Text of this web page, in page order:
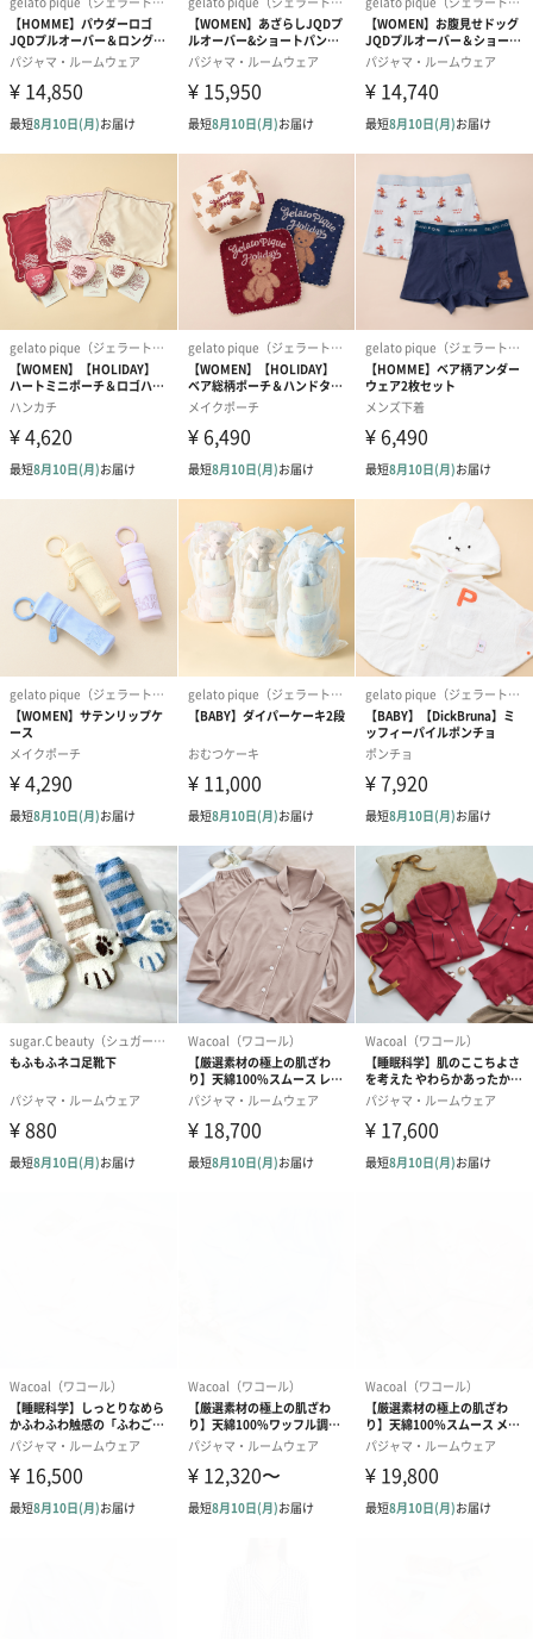
サイズ
【プルオーバー】
着丈: 60.5cm
バスト: 120cm
袖丈: 52.5cm
肩幅: 52.5cm
【ショートパンツ】
ウエスト：68-98cm
ヒップ：102cm
股上：31cm
股下：8.5cm
わたり幅：30.5cm
裾幅：29.5cm
注意事項
※照明の関係により、実際よりも色味が違って見える
場合があります。
またパソコン・スマートフォンなどの環境により、若
干製品と画像のカラーが異なる場合もございます。予
めご了承ください。
商品の色味は、商品単品画像をご参照下さい。
に変更がある場合がございますので、予めご了承くだ
商品オプション情報
ジェラートピケオフィシャルラッピング
ギフトラッピングを施してお届けします。
※Xmas限定ギフト巾着は数量限定のため、在庫無くなり次第終了
となります。
ギフト巾着（550円）
紙袋
お渡し用の紙袋です。
あり（280円）
メッセージカード（通常・写真・グリーティング）